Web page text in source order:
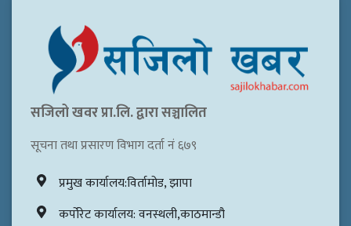
सजिलो खवर प्रा.लि. द्वारा सञ्चालित
सूचना तथा प्रसारण विभाग दर्ता नं ६७९
प्रमुख कार्यालय:विर्तामोड, झापा
कर्पोरेट कार्यालय: वनस्थली,काठमान्डौ